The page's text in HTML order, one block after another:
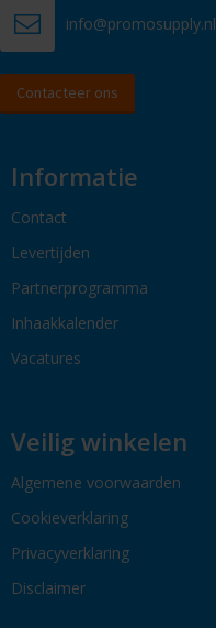
info@promosupply.nl
Contacteer ons
Informatie
Contact
Levertijden
Partnerprogramma
Inhaakkalender
Vacatures
Veilig winkelen
Algemene voorwaarden
Cookieverklaring
Privacyverklaring
Disclaimer